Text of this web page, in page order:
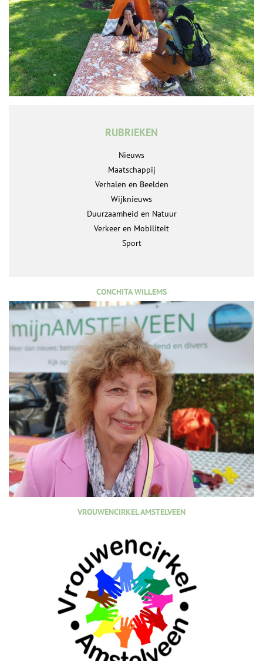
RUBRIEKEN
Nieuws
Maatschappij
Verhalen en Beelden
Wijknieuws
Duurzaamheid en Natuur
Verkeer en Mobiliteit
Sport
CONCHITA WILLEMS
VROUWENCIRKEL AMSTELVEEN